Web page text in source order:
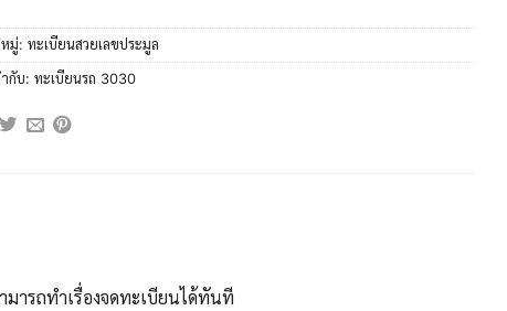
มู่: ทะเบียนสวยเลขประมูล
กับ: ทะเบียนรถ 3030
ารถทำเรื่องจดทะเบียนได้ทันที